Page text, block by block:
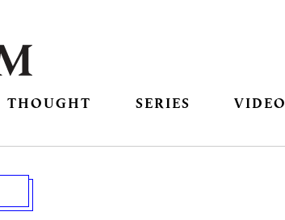
THOUGHT SERIES VIDEO